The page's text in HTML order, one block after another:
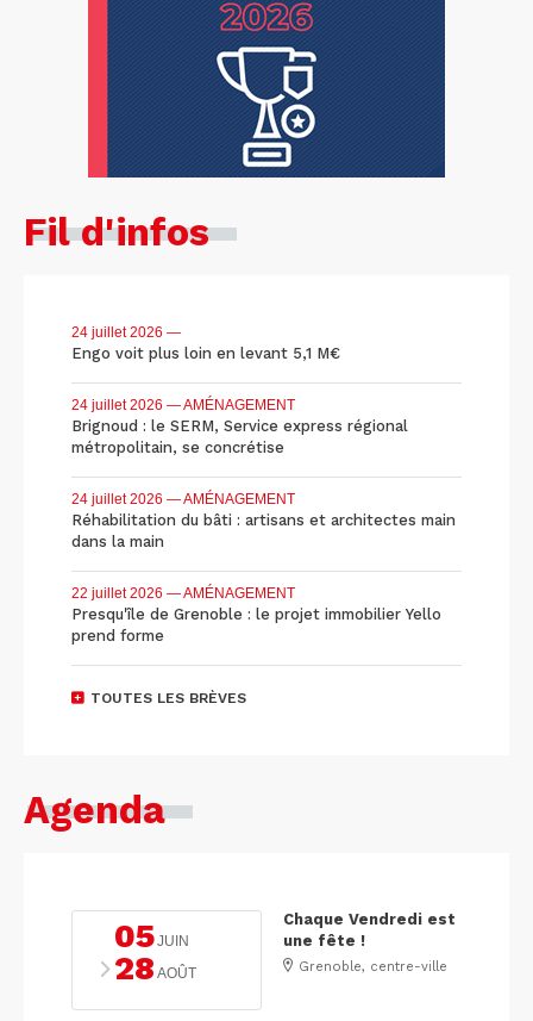
Fil d'infos
24 juillet 2026 —
Engo voit plus loin en levant 5,1 M€
24 juillet 2026 — AMÉNAGEMENT
Brignoud : le SERM, Service express régional
métropolitain, se concrétise
24 juillet 2026 — AMÉNAGEMENT
Réhabilitation du bâti : artisans et architectes main
dans la main
22 juillet 2026 — AMÉNAGEMENT
Presqu'île de Grenoble : le projet immobilier Yello
prend forme
TOUTES LES BRÈVES
Agenda
05JUIN
28 AOÛT
Chaque Vendredi est
une fête !
Grenoble, centre-ville